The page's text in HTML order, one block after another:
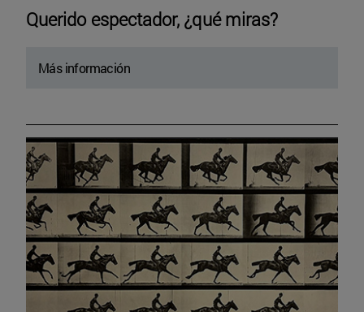
Querido espectador, ¿qué miras?
Más información